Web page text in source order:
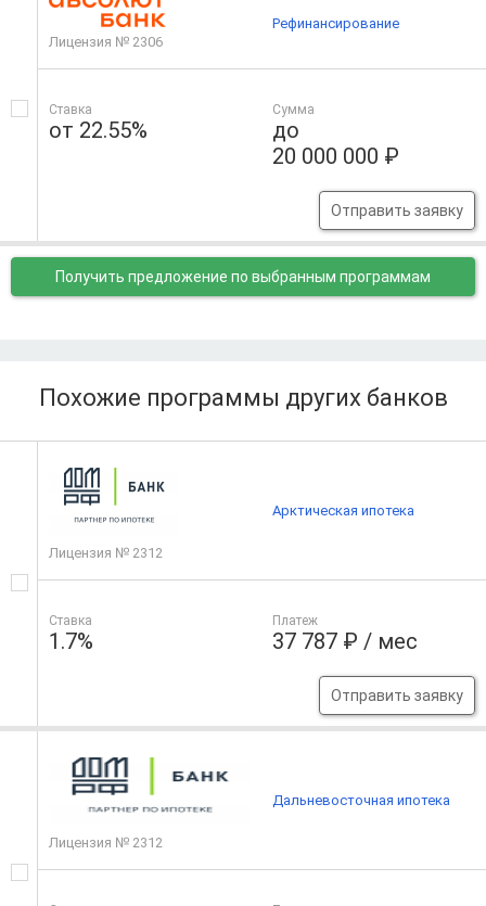
Лицензия № 2306
Ставка
от 22.55%
Сумма
до
20 000 000 ₽
Отправить заявку
Рефинансирование
Получить предложение по выбранным программам
Похожие программы других банков
Лицензия № 2312
Ставка
1.7%
Платеж
37 787 ₽ / мес
Отправить заявку
Арктическая ипотека
Лицензия № 2312
Дальневосточная ипотека